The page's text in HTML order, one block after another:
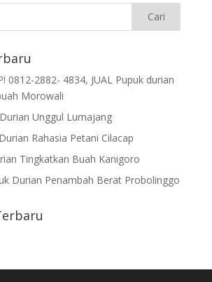
0812-2882- 4834, JUAL Pupuk durian
Morowali
Unggul Lumajang
Rahasia Petani Cilacap
Tingkatkan Buah Kanigoro
Durian Penambah Berat Probolinggo